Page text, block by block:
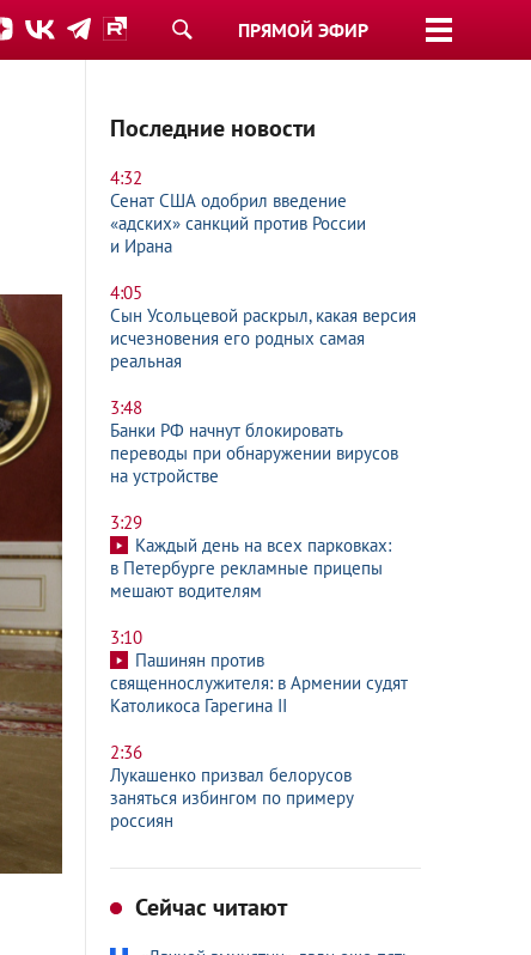
ПРЯМОЙ ЭФИР
Последние новости
4:32
Сенат США одобрил введение
«адских» санкций против России
и Ирана
4:05
Сын Усольцевой раскрыл, какая версия
исчезновения его родных самая
реальная
3:48
Банки РФ начнут блокировать
переводы при обнаружении вирусов
на устройстве
3:29
Каждый день на всех парковках:
в Петербурге рекламные прицепы
мешают водителям
3:10
Пашинян против
священнослужителя: в Армении судят
Католикоса Гарегина II
2:36
Лукашенко призвал белорусов
заняться избингом по примеру
россиян
Сейчас читают